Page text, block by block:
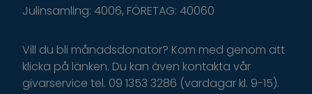
Julinsamling: 4006, FÖRETAG: 40060
Vill du bli månadsdonator? Kom med genom att
klicka på länken. Du kan även kontakta vår
givarservice tel. 09 1353 3286 (vardagar kl. 9-15).